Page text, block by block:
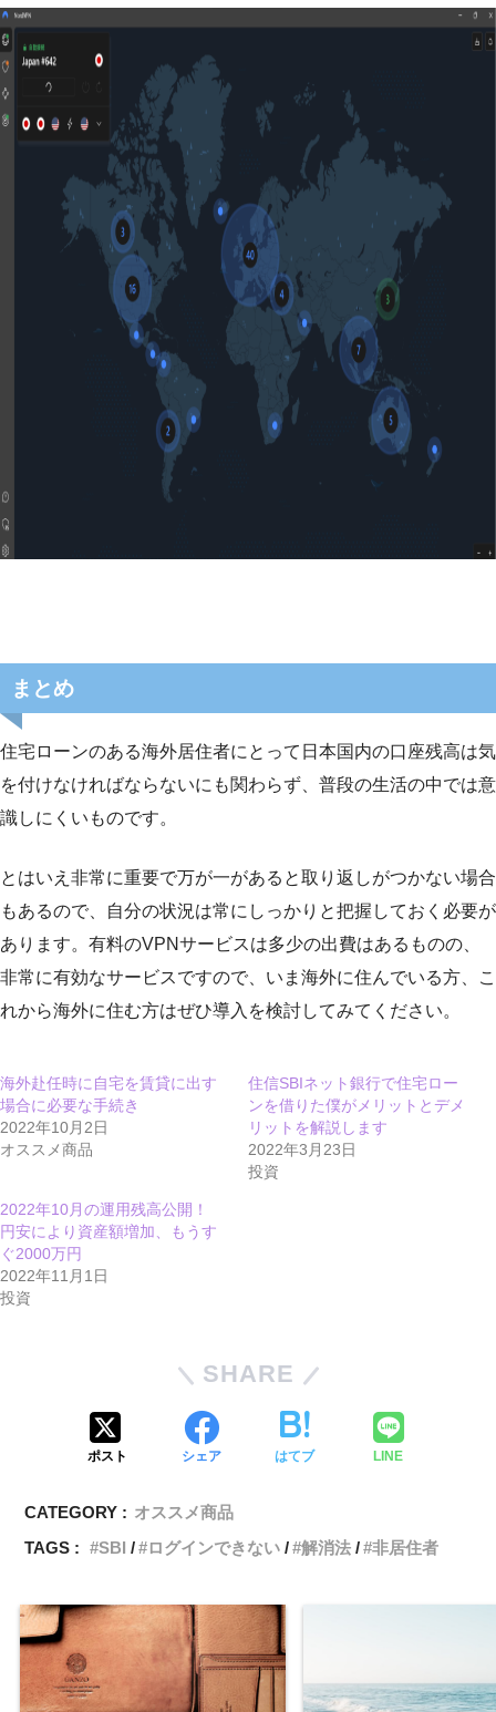
まとめ
住宅ローンのある海外居住者にとって日本国内の口座残高は気
を付けなければならないにも関わらず、普段の生活の中では意
識しにくいものです。
とはいえ非常に重要で万が一があると取り返しがつかない場合
もあるので、自分の状況は常にしっかりと把握しておく必要が
あります。有料のVPNサービスは多少の出費はあるものの、
非常に有効なサービスですので、いま海外に住んでいる方、こ
れから海外に住む方はぜひ導入を検討してみてください。
海外赴任時に自宅を賃貸に出す
場合に必要な手続き
2022年10月2日
オススメ商品
住信SBIネット銀行で住宅ロー
ンを借りた僕がメリットとデメ
リットを解説します
2022年3月23日
投資
2022年10月の運用残高公開！
円安により資産額増加、もうす
ぐ2000万円
2022年11月1日
投資
SHARE
ポスト シェア はてブ LINE
CATEGORY : オススメ商品
TAGS :
SBI ログインできない 解消法 非居住者